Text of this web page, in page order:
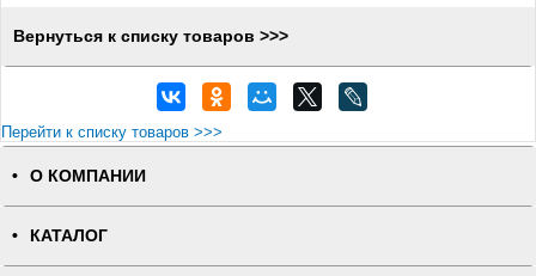
Вернуться к списку товаров >>>
Перейти к списку товаров >>>
О КОМПАНИИ
КАТАЛОГ